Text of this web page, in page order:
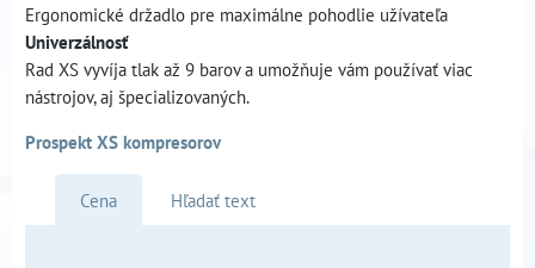
Ergonomické držadlo pre maximálne pohodlie užívateľa
Univerzálnosť
Rad XS vyvíja tlak až 9 barov a umožňuje vám používať viac
nástrojov, aj špecializovaných.
Prospekt XS kompresorov
Cena Hľadať text